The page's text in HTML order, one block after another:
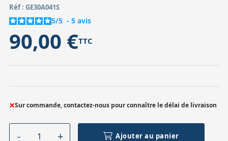
Réf : GE30A041S
5/5 - 5 avis
90,00 €TTC
×Sur commande, contactez-nous pour connaître le délai de livraison
Ajouter au panier